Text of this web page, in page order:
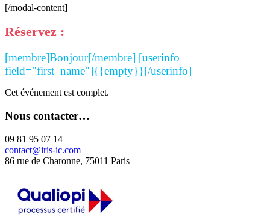
[/modal-content]
Réservez :
[membre]Bonjour[/membre] [userinfo
field="first_name"]{{empty}}[/userinfo]
Cet événement est complet.
Nous contacter…
09 81 95 07 14
contact@iris-ic.com
86 rue de Charonne, 75011 Paris